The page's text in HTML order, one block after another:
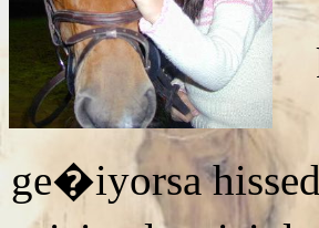
ge�iyorsa